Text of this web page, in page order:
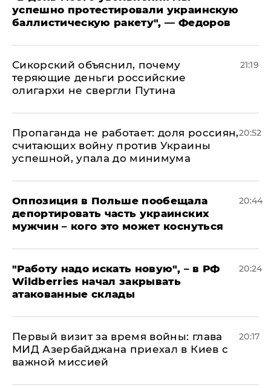
успешно протестировали украинскую
баллистическую ракету", — Федоров
Сикорский объяснил, почему
теряющие деньги российские
олигархи не свергли Путина
21:19
​Пропаганда не работает: доля россиян,
считающих войну против Украины
успешной, упала до минимума
20:52
Оппозиция в Польше пообещала
депортировать часть украинских
мужчин – кого это может коснуться
20:44
"Работу надо искать новую", – в РФ
Wildberries начал закрывать
атакованные склады
20:24
Первый визит за время войны: глава
МИД Азербайджана приехал в Киев с
важной миссией
20:17